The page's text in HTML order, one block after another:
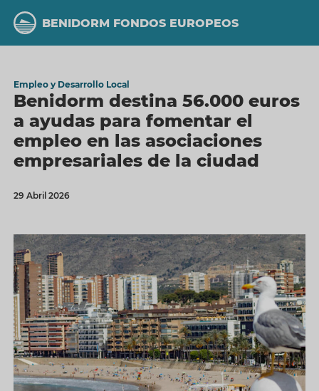
contenido
principal
BENIDORM FONDOS EUROPEOS
Empleo y Desarrollo Local
Benidorm destina 56.000 euros
a ayudas para fomentar el
empleo en las asociaciones
empresariales de la ciudad
29 Abril 2026